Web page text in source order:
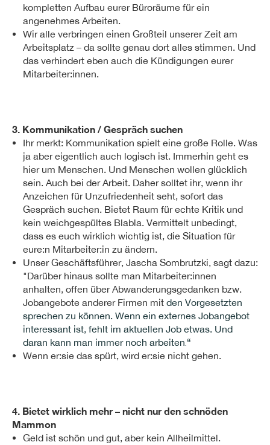
kompletten Aufbau eurer Büroräume für ein
angenehmes Arbeiten.
Wir alle verbringen einen Großteil unserer Zeit am
Arbeitsplatz – da sollte genau dort alles stimmen. Und
das verhindert eben auch die Kündigungen eurer
Mitarbeiter:innen.
3. Kommunikation / Gespräch suchen
Ihr merkt: Kommunikation spielt eine große Rolle. Was
ja aber eigentlich auch logisch ist. Immerhin geht es
hier um Menschen. Und Menschen wollen glücklich
sein. Auch bei der Arbeit. Daher solltet ihr, wenn ihr
Anzeichen für Unzufriedenheit seht, sofort das
Gespräch suchen. Bietet Raum für echte Kritik und
kein weichgespültes Blabla. Vermittelt unbedingt,
dass es euch wirklich wichtig ist, die Situation für
eure:n Mitarbeiter:in zu ändern.
Unser Geschäftsführer, Jascha Sombrutzki, sagt dazu:
"Darüber hinaus sollte man Mitarbeiter:innen
anhalten, offen über Abwanderungsgedanken bzw.
Jobangebote anderer Firmen mit den Vorgesetzten
sprechen zu können. Wenn ein externes Jobangebot
interessant ist, fehlt im aktuellen Job etwas. Und
daran kann man immer noch arbeiten “
Wenn er:sie das spürt, wird er:sie nicht gehen.
4. Bietet wirklich mehr – nicht nur den schnöden
Mammon
Geld ist schön und gut, aber kein Allheilmittel.